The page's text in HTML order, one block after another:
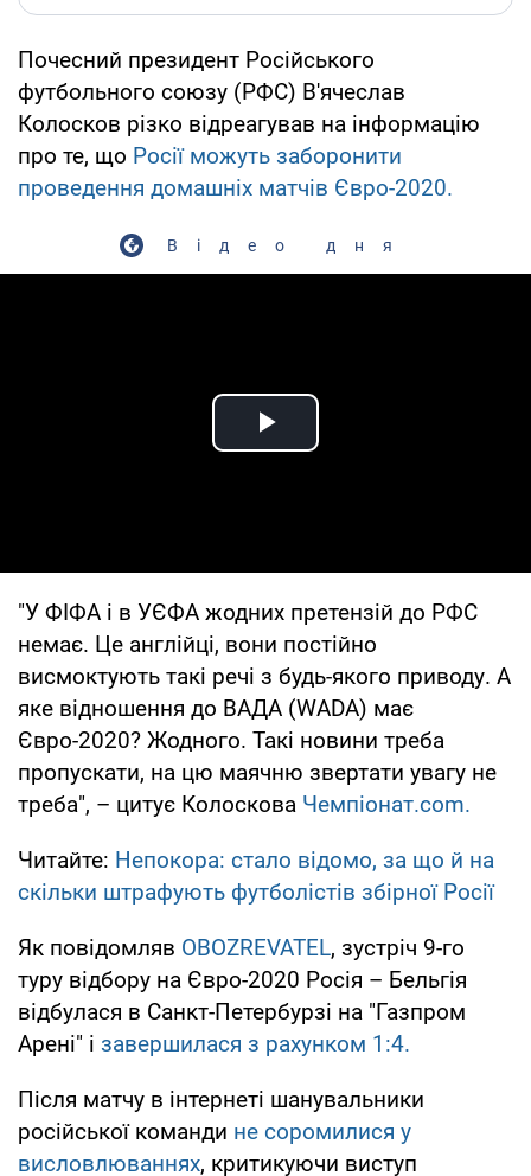
Почесний президент Російського
футбольного союзу (РФС) В'ячеслав
Колосков різко відреагував на інформацію
про те, що Росії можуть заборонити
проведення домашніх матчів Євро-2020.
Відео дня
Play Video
"У ФІФА і в УЄФА жодних претензій до РФС
немає. Це англійці, вони постійно
висмоктують такі речі з будь-якого приводу. А
яке відношення до ВАДА (WADA) має
Євро-2020? Жодного. Такі новини треба
пропускати, на цю маячню звертати увагу не
треба", – цитує Колоскова Чемпіонат.com.
Читайте: Непокора: стало відомо, за що й на
скільки штрафують футболістів збірної Росії
Як повідомляв OBOZREVATEL, зустріч 9-го
туру відбору на Євро-2020 Росія – Бельгія
відбулася в Санкт-Петербурзі на "Газпром
Арені" і завершилася з рахунком 1:4.
Після матчу в інтернеті шанувальники
російської команди не соромилися у
висловлюваннях, критикуючи виступ